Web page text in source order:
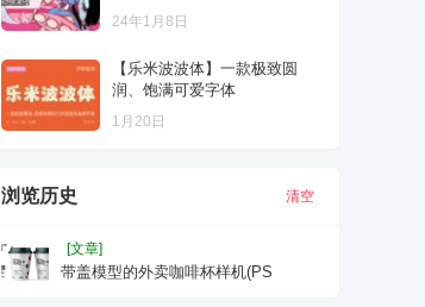
24年1月8日
【乐米波波体】一款极致圆
润、饱满可爱字体
1月20日
浏览历史 清空
[文章]
带盖模型的外卖咖啡杯样机(PS